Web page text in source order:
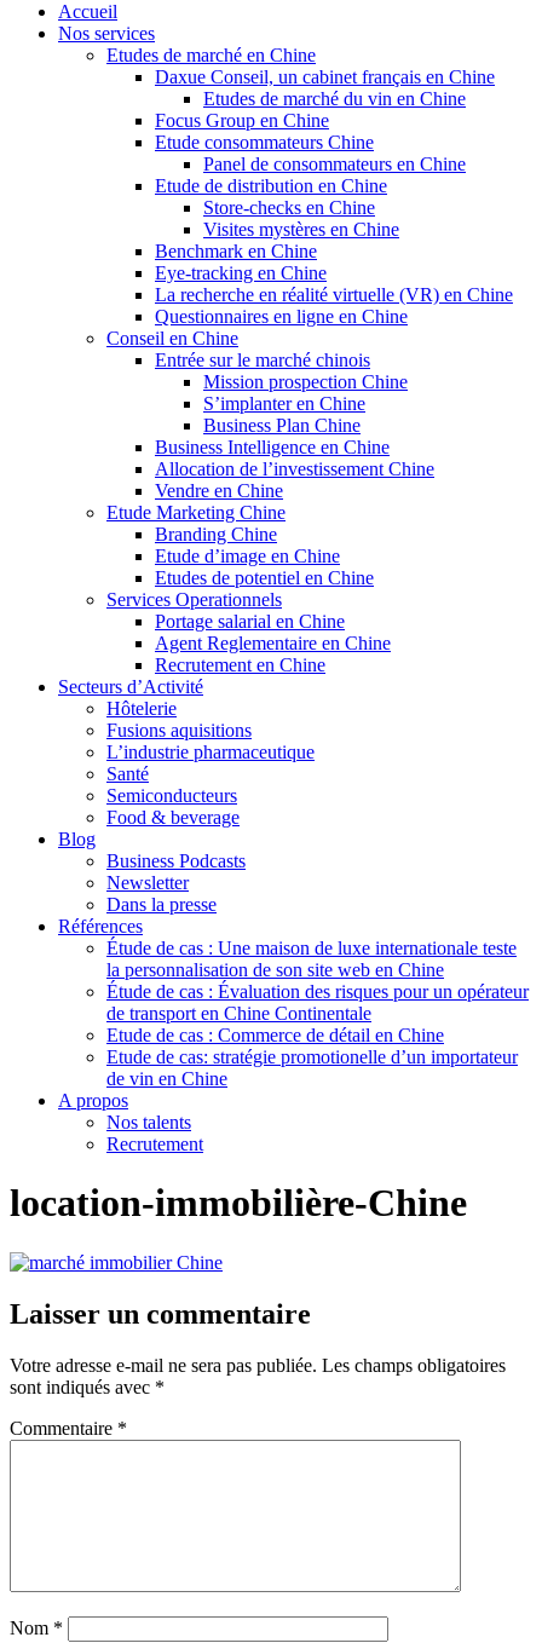
Accueil
Nos services
Etudes de marché en Chine
Daxue Conseil, un cabinet français en Chine
Etudes de marché du vin en Chine
Focus Group en Chine
Etude consommateurs Chine
Panel de consommateurs en Chine
Etude de distribution en Chine
Store-checks en Chine
Visites mystères en Chine
Benchmark en Chine
Eye-tracking en Chine
La recherche en réalité virtuelle (VR) en Chine
Questionnaires en ligne en Chine
Conseil en Chine
Entrée sur le marché chinois
Mission prospection Chine
S’implanter en Chine
Business Plan Chine
Business Intelligence en Chine
Allocation de l’investissement Chine
Vendre en Chine
Etude Marketing Chine
Branding Chine
Etude d’image en Chine
Etudes de potentiel en Chine
Services Operationnels
Portage salarial en Chine
Agent Reglementaire en Chine
Recrutement en Chine
Secteurs d’Activité
Hôtelerie
Fusions aquisitions
L’industrie pharmaceutique
Santé
Semiconducteurs
Food & beverage
Blog
Business Podcasts
Newsletter
Dans la presse
Références
Étude de cas : Une maison de luxe internationale teste
la personnalisation de son site web en Chine
Étude de cas : Évaluation des risques pour un opérateur
de transport en Chine Continentale
Etude de cas : Commerce de détail en Chine
Etude de cas: stratégie promotionelle d’un importateur
de vin en Chine
A propos
Nos talents
Recrutement
location-immobilière-Chine
Laisser un commentaire
Votre adresse e-mail ne sera pas publiée. Les champs obligatoires
sont indiqués avec *
Commentaire *
Nom *